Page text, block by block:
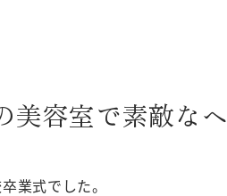
美容室で素敵な
業式でした。